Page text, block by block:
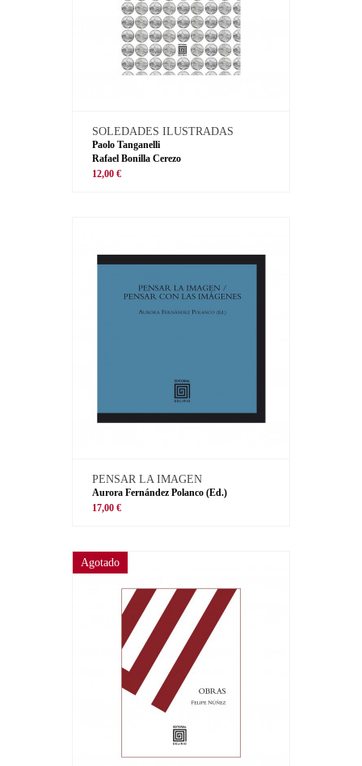
SOLEDADES ILUSTRADAS
Paolo Tanganelli
Rafael Bonilla Cerezo
12,00 €
PENSAR LA IMAGEN
Aurora Fernández Polanco (Ed.)
17,00 €
Agotado